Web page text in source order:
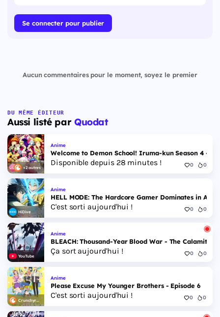
Se connecter pour publier
Aucun commentaires pour le moment, soyez le premier
DU MÊME ÉDITEUR
Aussi listé par Quodat
+2 autres
Anime
Welcome to Demon School! Iruma-kun Season 4 -
Disponible depuis 28 minutes ! 0 0
HiDive
Anime
HELL MODE: The Hardcore Gamer Dominates in
C'est sorti aujourd'hui ! 0 0
YouTube
Anime
BLEACH: Thousand-Year Blood War - The Calamity -
Ça sort aujourd'hui ! 0 0
Crunchyroll
Anime
Please Excuse My Younger Brothers - Episode 6
C'est sorti aujourd'hui ! 0 0